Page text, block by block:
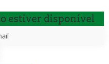
estiver disponível